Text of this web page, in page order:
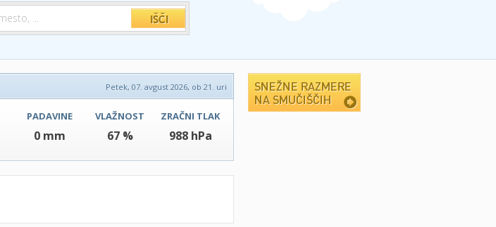
Petek, 07. avgust 2026, ob 21. uri
PADAVINE
0 mm
VLAŽNOST
67 %
ZRAČNI TLAK
988 hPa